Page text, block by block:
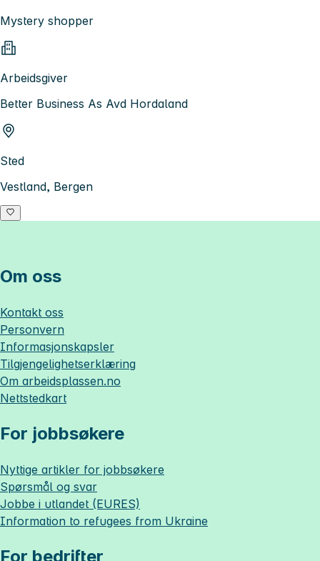
Mystery shopper
Arbeidsgiver
Better Business As Avd Hordaland
Sted
Vestland, Bergen
Om oss
Kontakt oss
Personvern
Informasjonskapsler
Tilgjengelighetserklæring
Om arbeidsplassen.no
Nettstedkart
For jobbsøkere
Nyttige artikler for jobbsøkere
Spørsmål og svar
Jobbe i utlandet (EURES)
Information to refugees from Ukraine
For bedrifter